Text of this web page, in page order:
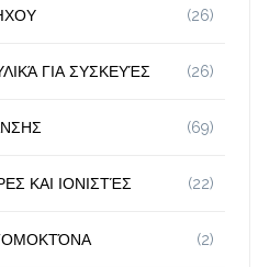
(26)
ΓΙΑ ΣΥΣΚΕΥΈΣ (26)
(69)
ΚΑΙ ΙΟΝΙΣΤΈΣ (22)
(2)